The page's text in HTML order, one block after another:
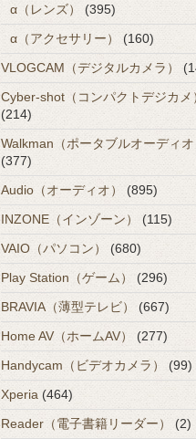
α（レンズ）
(395)
α（アクセサリー）
(160)
VLOGCAM（デジタルカメラ）
Cyber-shot（コンパクトデジカメ
(214)
Walkman（ポータブルオーディオ
(377)
Audio（オーディオ）
(895)
INZONE（インゾーン）
(115)
VAIO（パソコン）
(680)
Play Station（ゲーム）
(296)
BRAVIA（薄型テレビ）
(667)
Home AV（ホームAV）
(277)
Handycam（ビデオカメラ）
(99)
Xperia (464)
Reader（電子書籍リーダー）
(2)